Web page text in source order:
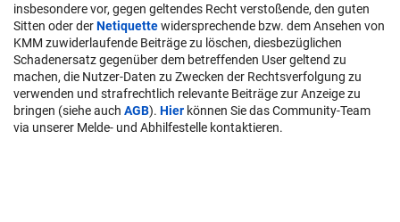
insbesondere vor, gegen geltendes Recht verstoßende, den guten
Sitten oder derNetiquettewidersprechende bzw. dem Ansehen von
KMM zuwiderlaufende Beiträge zu löschen, diesbezüglichen
Schadenersatz gegenüber dem betreffenden User geltend zu
machen, die Nutzer-Daten zu Zwecken der Rechtsverfolgung zu
verwenden und strafrechtlich relevante Beiträge zur Anzeige zu
bringen (siehe auch AGB). Hier können Sie das Community-Team
via unserer Melde- und Abhilfestelle kontaktieren.